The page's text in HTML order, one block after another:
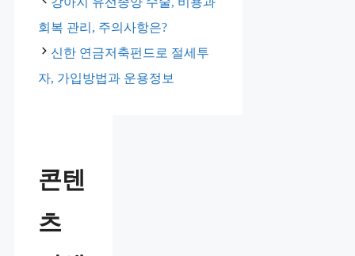
고
리
회복 관리, 주의사항은?
신한 연금저축펀드로 절세투
자, 가입방법과 운용정보
콘텐
츠